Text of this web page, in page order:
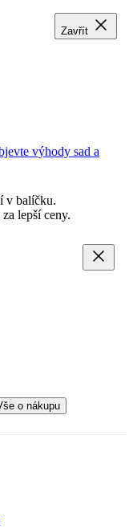
výhody sad a
v balíčku.
lepší ceny.
o nákupu
Zavřít
Zavřít
Zavřít